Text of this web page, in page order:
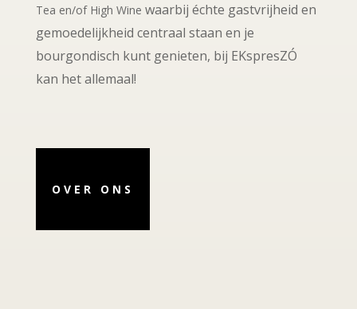
Tea en/of High Wine waarbij échte gastvrijheid en
gemoedelijkheid centraal staan en je
bourgondisch kunt genieten, bij EKspresZÓ
kan het allemaal!
OVER ONS